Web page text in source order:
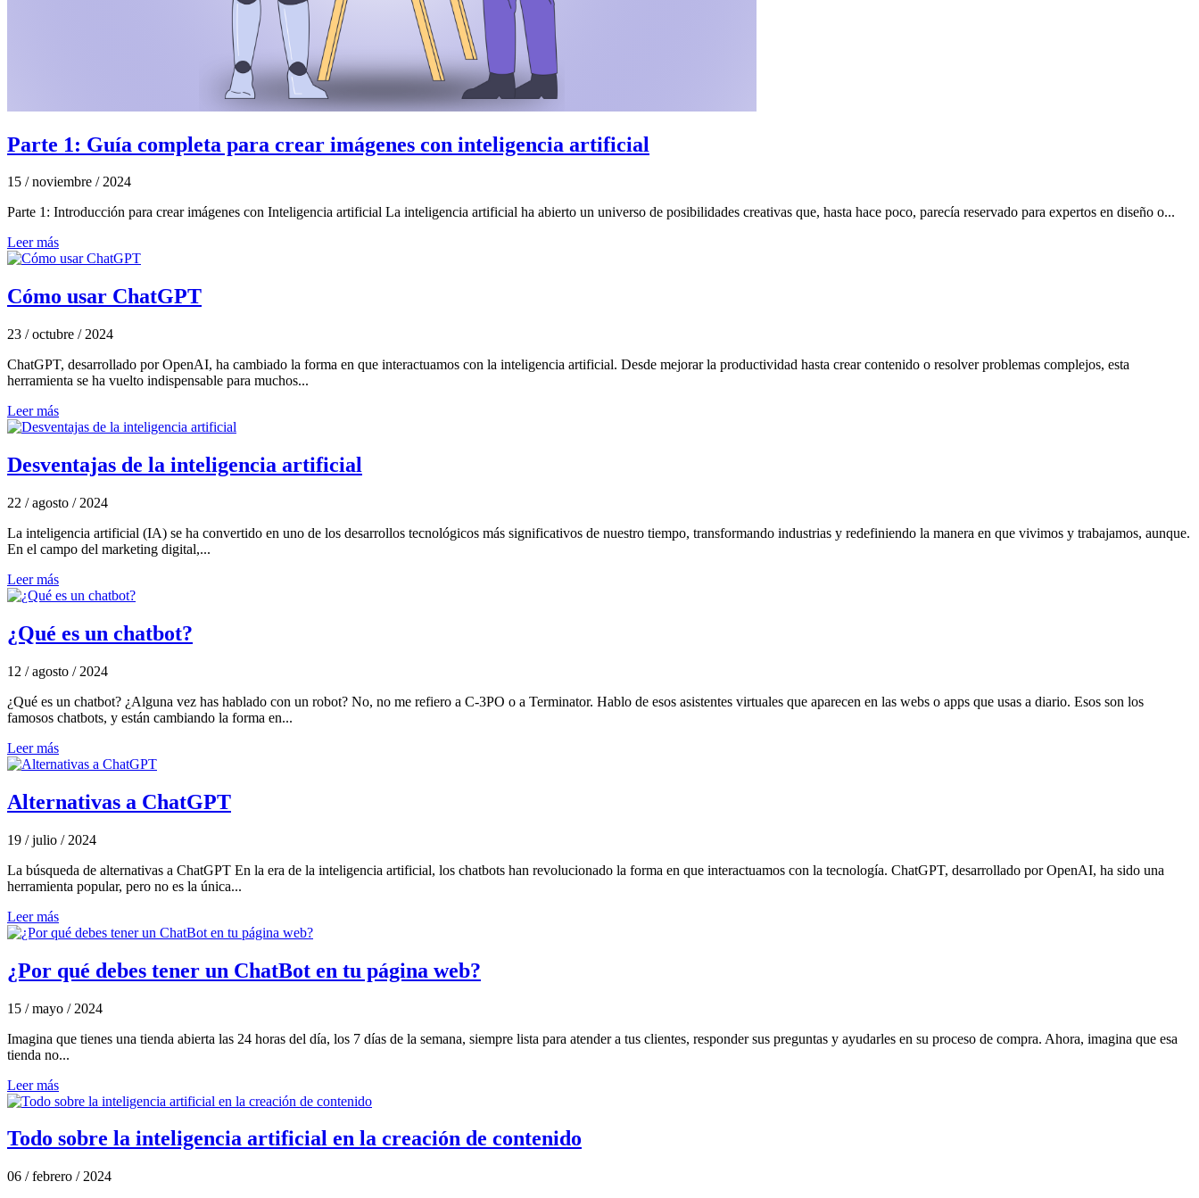
Parte 1: Guía completa para crear imágenes con inteligencia artificial
15 / noviembre / 2024
Parte 1: Introducción para crear imágenes con Inteligencia artificial La inteligencia artificial ha abierto un universo de posibilidades creativas que, hasta hace poco, parecía reservado para expertos en diseño o...
Leer más
Cómo usar ChatGPT
23 / octubre / 2024
ChatGPT, desarrollado por OpenAI, ha cambiado la forma en que interactuamos con la inteligencia artificial. Desde mejorar la productividad hasta crear contenido o resolver problemas complejos, esta
herramienta se ha vuelto indispensable para muchos...
Leer más
Desventajas de la inteligencia artificial
22 / agosto / 2024
La inteligencia artificial (IA) se ha convertido en uno de los desarrollos tecnológicos más significativos de nuestro tiempo, transformando industrias y redefiniendo la manera en que vivimos y trabajamos, aunque.
En el campo del marketing digital,...
Leer más
¿Qué es un chatbot?
12 / agosto / 2024
¿Qué es un chatbot? ¿Alguna vez has hablado con un robot? No, no me refiero a C-3PO o a Terminator. Hablo de esos asistentes virtuales que aparecen en las webs o apps que usas a diario. Esos son los
famosos chatbots, y están cambiando la forma en...
Leer más
Alternativas a ChatGPT
19 / julio / 2024
La búsqueda de alternativas a ChatGPT En la era de la inteligencia artificial, los chatbots han revolucionado la forma en que interactuamos con la tecnología. ChatGPT, desarrollado por OpenAI, ha sido una
herramienta popular, pero no es la única...
Leer más
¿Por qué debes tener un ChatBot en tu página web?
15 / mayo / 2024
Imagina que tienes una tienda abierta las 24 horas del día, los 7 días de la semana, siempre lista para atender a tus clientes, responder sus preguntas y ayudarles en su proceso de compra. Ahora, imagina que esa
tienda no...
Leer más
Todo sobre la inteligencia artificial en la creación de contenido
06 / febrero / 2024